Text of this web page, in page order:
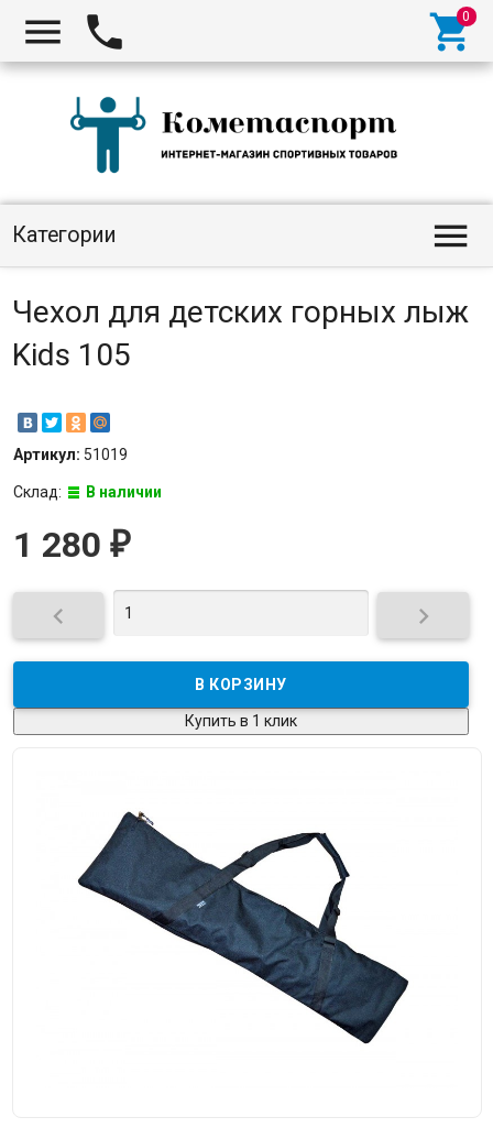
  
Категории 
Чехол для детских горных лыж
Kids 105
Артикул: 51019
Склад: В наличии
1 280 ₽
 
Купить в 1 клик